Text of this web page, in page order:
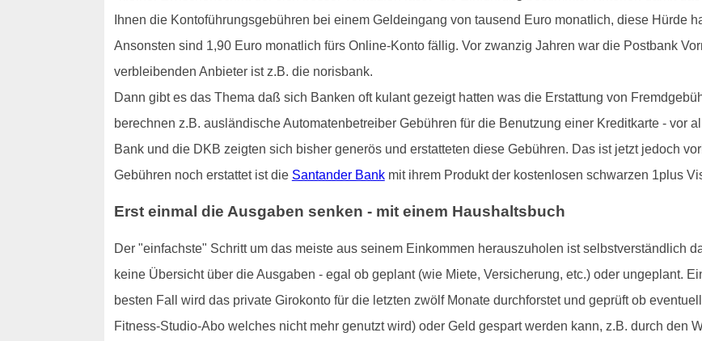
Ihnen die Kontoführungsgebühren bei einem Geldeingang von tausend Euro monatlich, diese Hürde
Ansonsten sind 1,90 Euro monatlich fürs Online-Konto fällig. Vor zwanzig Jahren war die Postbank
verbleibenden Anbieter ist z.B. die norisbank.
Dann gibt es das Thema daß sich Banken oft kulant gezeigt hatten was die Erstattung von
berechnen z.B. ausländische Automatenbetreiber Gebühren für die Benutzung einer Kreditkarte - vor
Bank und die DKB zeigten sich bisher generös und erstatteten diese Gebühren. Das ist jetzt jedoch
Gebühren noch erstattet ist die Santander Bankmit ihrem Produkt der kostenlosen schwarzen 1plus
Erst einmal die Ausgaben senken - mit einem Haushaltsbuch
Der "einfachste" Schritt um das meiste aus seinem Einkommen herauszuholen ist selbstverständlich
keine Übersicht über die Ausgaben - egal ob geplant (wie Miete, Versicherung, etc.) oder ungeplant.
besten Fall wird das private Girokonto für die letzten zwölf Monate durchforstet und geprüft ob
Fitness-Studio-Abo welches nicht mehr genutzt wird) oder Geld gespart werden kann, z.B. durch den